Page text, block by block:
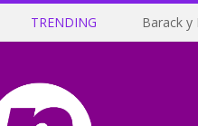
TRENDING Barack y